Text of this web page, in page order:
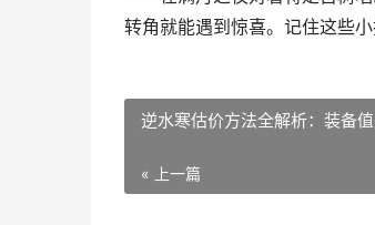
转角就能遇到惊喜。记住这些
逆水寒估价方法全解析：装备
« 上一篇